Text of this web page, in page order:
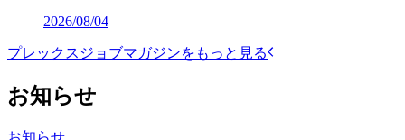
2026/08/04
プレックスジョブマガジンをもっと見る
お知らせ
お知らせ